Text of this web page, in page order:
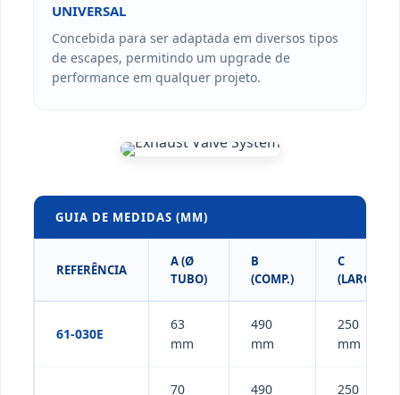
UNIVERSAL
Concebida para ser adaptada em diversos tipos
de escapes, permitindo um upgrade de
performance em qualquer projeto.
GUIA DE MEDIDAS (MM)
REFERÊNCIA
A (Ø
TUBO)
B
(COMP.)
C
(LARG.)
61-030E
63
mm
490
mm
250
mm
70
490
250